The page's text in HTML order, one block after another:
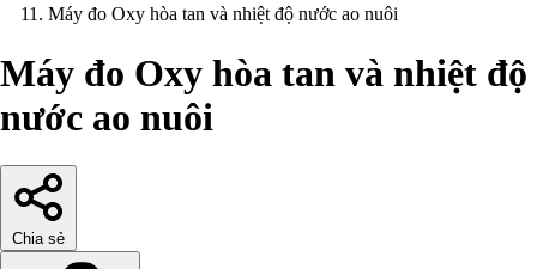
Máy đo Oxy hòa tan và nhiệt độ nước ao nuôi
Máy đo Oxy hòa tan và nhiệt độ
nước ao nuôi
Chia sẻ